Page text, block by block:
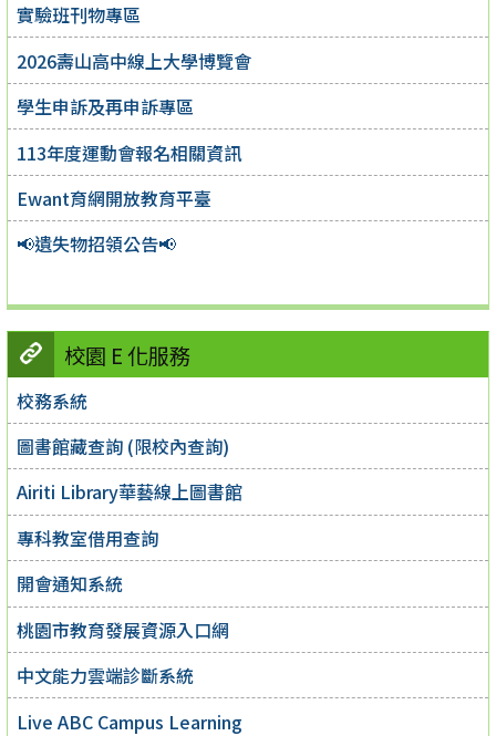
實驗班刊物專區
2026壽山高中線上大學博覽會
學生申訴及再申訴專區
113年度運動會報名相關資訊
Ewant育網開放教育平臺
📢遺失物招領公告📢
校園 E 化服務
校務系統
圖書館藏查詢 (限校內查詢)
Airiti Library華藝線上圖書館
專科教室借用查詢
開會通知系統
桃園市教育發展資源入口網
中文能力雲端診斷系統
Live ABC Campus Learning